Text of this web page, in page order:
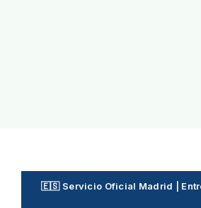
🇪🇸 Servicio Oficial Madrid |